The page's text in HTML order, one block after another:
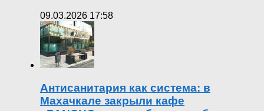
09.03.2026 17:58
Антисанитария как система: в
Махачкале закрыли кафе